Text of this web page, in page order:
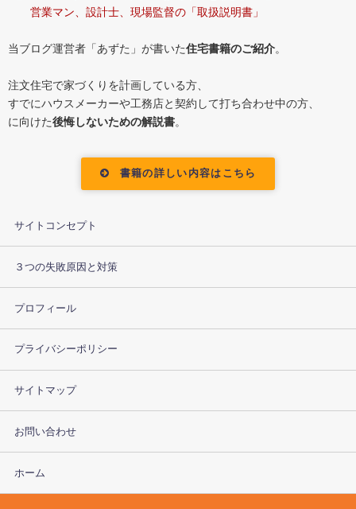
営業マン、設計士、現場監督の「取扱説明書」
当ブログ運営者「あずた」が書いた住宅書籍のご紹介
注文住宅で家づくりを計画している方、
すでにハウスメーカーや工務店と契約して打ち合わせ中の方、
に向けた後悔しないための解説書
書籍の詳しい内容はこちら
サイトコンセプト
３つの失敗原因と対策
プロフィール
プライバシーポリシー
サイトマップ
お問い合わせ
ホーム